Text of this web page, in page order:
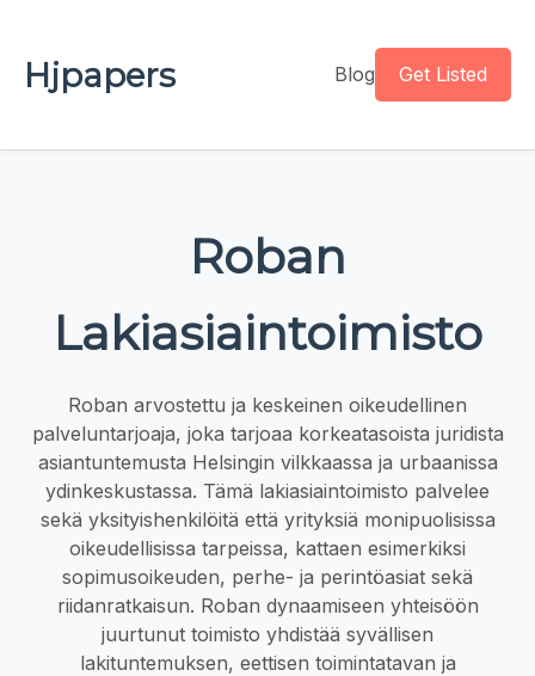
Hjpapers Blog Get Listed
Roban
Lakiasiaintoimisto
Roban arvostettu ja keskeinen oikeudellinen
palveluntarjoaja, joka tarjoaa korkeatasoista juridista
asiantuntemusta Helsingin vilkkaassa ja urbaanissa
ydinkeskustassa. Tämä lakiasiaintoimisto palvelee
sekä yksityishenkilöitä että yrityksiä monipuolisissa
oikeudellisissa tarpeissa, kattaen esimerkiksi
sopimusoikeuden, perhe- ja perintöasiat sekä
riidanratkaisun. Roban dynaamiseen yhteisöön
juurtunut toimisto yhdistää syvällisen
lakituntemuksen, eettisen toimintatavan ja